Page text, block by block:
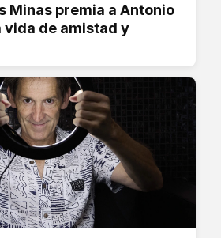
Minas premia a Antonio
vida de amistad y